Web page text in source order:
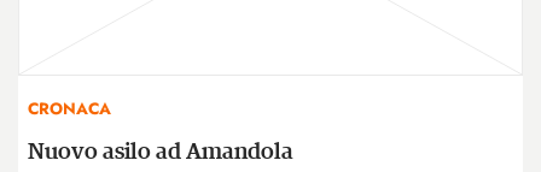
CRONACA
Nuovo asilo ad Amandola